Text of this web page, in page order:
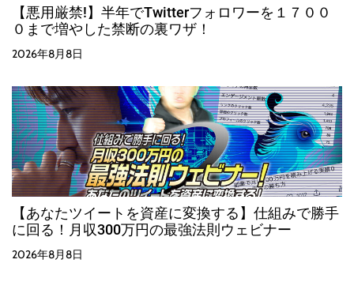
【悪用厳禁!】半年でTwitterフォロワーを１７００
０まで増やした禁断の裏ワザ！
2026年8月8日
【あなたツイートを資産に変換する】仕組みで勝手
に回る！月収300万円の最強法則ウェビナー
2026年8月8日